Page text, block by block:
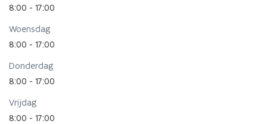
n
t
e
e
s
t
r
8:00 - 17:00
Woensdag
8:00 - 17:00
Donderdag
8:00 - 17:00
Vrijdag
8:00 - 17:00